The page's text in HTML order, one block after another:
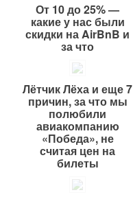
От 10 до 25% —
какие у нас были
скидки на AirBnB и
за что
Лётчик Лёха и еще 7
причин, за что мы
полюбили
авиакомпанию
«Победа», не
считая цен на
билеты